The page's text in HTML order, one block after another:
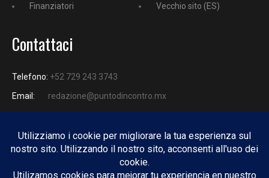
Finanziatori Vecchio sito (ES)
Contattaci
Telefono: +52 729 243 3743
Email:
redazione@puntodincontro.mx
PUNTODINCONTRO